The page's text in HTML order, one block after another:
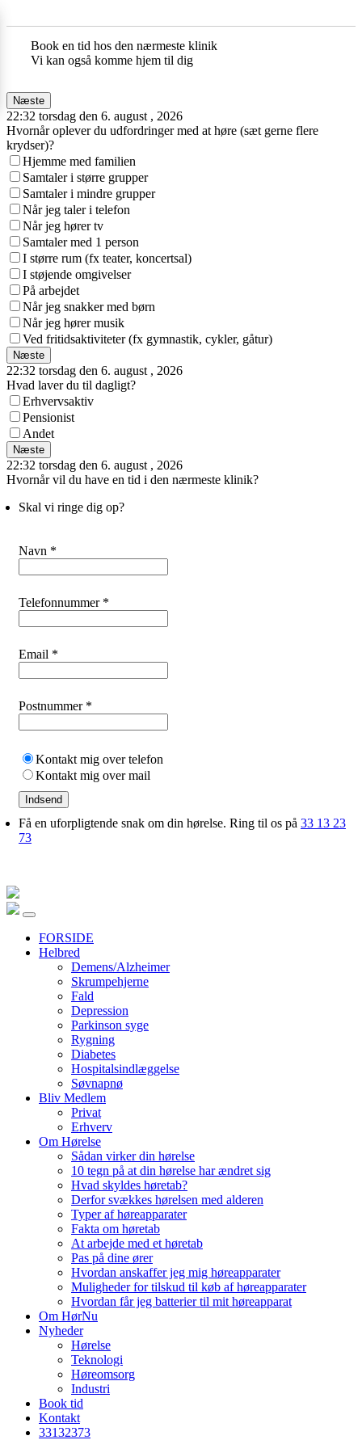
Book en tid hos den nærmeste klinik
Vi kan også komme hjem til dig
Næste
22:32 torsdag den 6. august , 2026
Hvornår oplever du udfordringer med at høre (sæt gerne flere
krydser)?
Hjemme med familien
Samtaler i større grupper
Samtaler i mindre grupper
Når jeg taler i telefon
Når jeg hører tv
Samtaler med 1 person
I større rum (fx teater, koncertsal)
I støjende omgivelser
På arbejdet
Når jeg snakker med børn
Når jeg hører musik
Ved fritidsaktiviteter (fx gymnastik, cykler, gåtur)
Næste
22:32 torsdag den 6. august , 2026
Hvad laver du til dagligt?
Erhvervsaktiv
Pensionist
Andet
Næste
22:32 torsdag den 6. august , 2026
Hvornår vil du have en tid i den nærmeste klinik?
Skal vi ringe dig op?
Navn *
Telefonnummer *
Email *
Postnummer *
Kontakt mig over telefon
Kontakt mig over mail
Indsend
Få en uforpligtende snak om din hørelse. Ring til os på 33 13 23
73
FORSIDE
Helbred
Demens/Alzheimer
Skrumpehjerne
Fald
Depression
Parkinson syge
Rygning
Diabetes
Hospitalsindlæggelse
Søvnapnø
Bliv Medlem
Privat
Erhverv
Om Hørelse
Sådan virker din hørelse
10 tegn på at din hørelse har ændret sig
Hvad skyldes høretab?
Derfor svækkes hørelsen med alderen
Typer af høreapparater
Fakta om høretab
At arbejde med et høretab
Pas på dine ører
Hvordan anskaffer jeg mig høreapparater
Muligheder for tilskud til køb af høreapparater
Hvordan får jeg batterier til mit høreapparat
Om HørNu
Nyheder
Hørelse
Teknologi
Høreomsorg
Industri
Book tid
Kontakt
33132373